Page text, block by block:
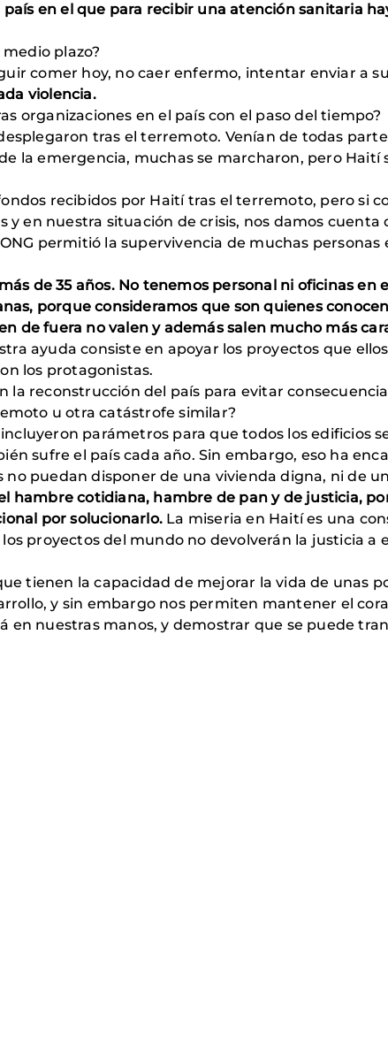
país en el que para recibir una atención sanitaria
plazo?
comer hoy, no caer enfermo, intentar enviar a
violencia.
organizaciones en el país con el paso del tiempo?
tras el terremoto. Venían de todas
la emergencia, muchas se marcharon, pero Haití
recibidos por Haití tras el terremoto, pero si
y en nuestra situación de crisis, nos damos
permitió la supervivencia de muchas personas
de 35 años. No tenemos personal ni oficinas en
porque consideramos que son quienes
de fuera no valen y además salen mucho más
ayuda consiste en apoyar los proyectos que
los protagonistas.
la reconstrucción del país para evitar
u otra catástrofe similar?
parámetros para que todos los edificios
sufre el país cada año. Sin embargo, eso ha
puedan disponer de una vivienda digna, ni de
hambre cotidiana, hambre de pan y de justicia,
por solucionarlo. La miseria en Haití es una
proyectos del mundo no devolverán la justicia a
tienen la capacidad de mejorar la vida de unas
y sin embargo nos permiten mantener el
en nuestras manos, y demostrar que se puede